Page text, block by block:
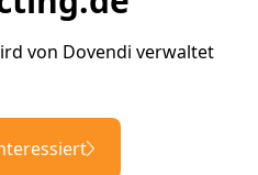
von Dovendi verwaltet